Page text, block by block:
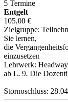
5 Termine
Entgelt
105,00 €
Zielgruppe:
Sie lernen,
die
einzusetzen
Lehrwerk:
ab L. 9. Die
Stornoschluss: